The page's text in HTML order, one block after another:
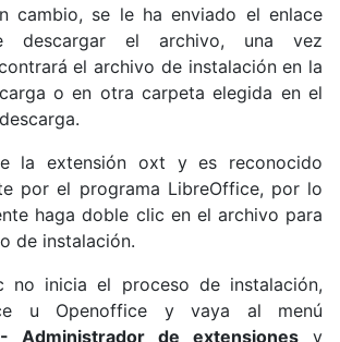
cambio, se le ha enviado el enlace
descargar el archivo, una vez
el archivo de instalación en la
o en otra carpeta elegida en el
la extensión oxt y es reconocido
por el programa LibreOffice, por lo
haga doble clic en el archivo para
de instalación.
no inicia el proceso de instalación,
u Openoffice y vaya al menú
Administrador de extensiones y